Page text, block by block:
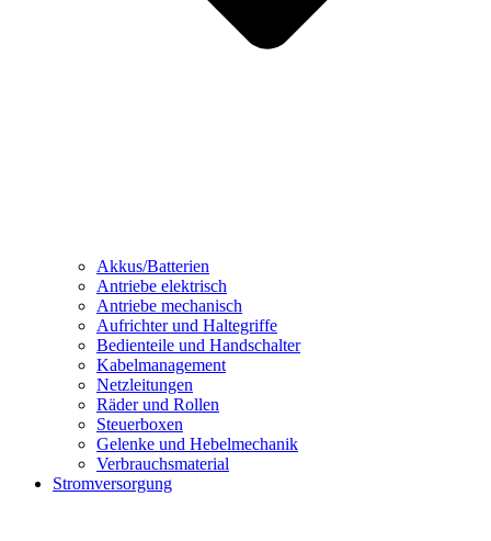
Akkus/Batterien
Antriebe elektrisch
Antriebe mechanisch
Aufrichter und Haltegriffe
Bedienteile und Handschalter
Kabelmanagement
Netzleitungen
Räder und Rollen
Steuerboxen
Gelenke und Hebelmechanik
Verbrauchsmaterial
Stromversorgung